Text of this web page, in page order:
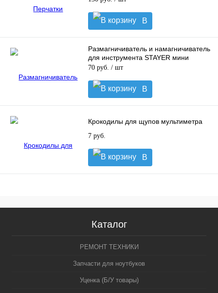
В
корзину
Размагничиватель и намагничиватель
для инструмента STAYER мини
70 руб. / шт
В
корзину
Крокодилы для щупов мультиметра
7 руб.
В
корзину
Каталог
РЕМОНТ ТЕХНИКИ
Запчасти для ноутбуков
Уценка (Б/У товары)